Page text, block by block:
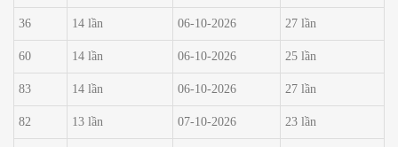
36 14 lần 06-10-2026 27 lần
60 14 lần 06-10-2026 25 lần
83 14 lần 06-10-2026 27 lần
82 13 lần 07-10-2026 23 lần